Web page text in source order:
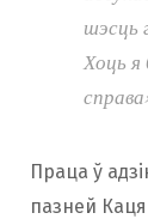
шэсць
Хоць я
Праца ў
пазней